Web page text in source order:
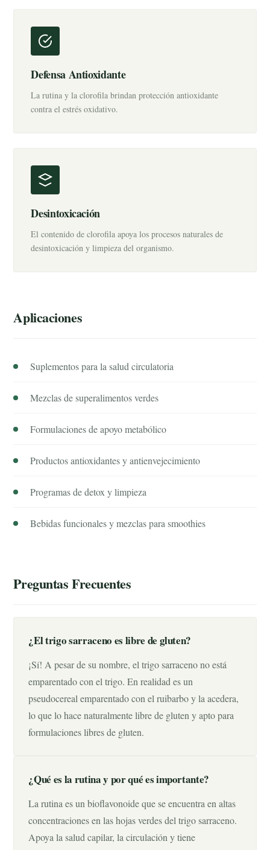
Defensa Antioxidante
La rutina y la clorofila brindan protección antioxidante
contra el estrés oxidativo.
Desintoxicación
El contenido de clorofila apoya los procesos naturales de
desintoxicación y limpieza del organismo.
Aplicaciones
Suplementos para la salud circulatoria
Mezclas de superalimentos verdes
Formulaciones de apoyo metabólico
Productos antioxidantes y antienvejecimiento
Programas de detox y limpieza
Bebidas funcionales y mezclas para smoothies
Preguntas Frecuentes
¿El trigo sarraceno es libre de gluten?
¡Sí! A pesar de su nombre, el trigo sarraceno no está
emparentado con el trigo. En realidad es un
pseudocereal emparentado con el ruibarbo y la acedera,
lo que lo hace naturalmente libre de gluten y apto para
formulaciones libres de gluten.
¿Qué es la rutina y por qué es importante?
La rutina es un bioflavonoide que se encuentra en altas
concentraciones en las hojas verdes del trigo sarraceno.
Apoya la salud capilar, la circulación y tiene